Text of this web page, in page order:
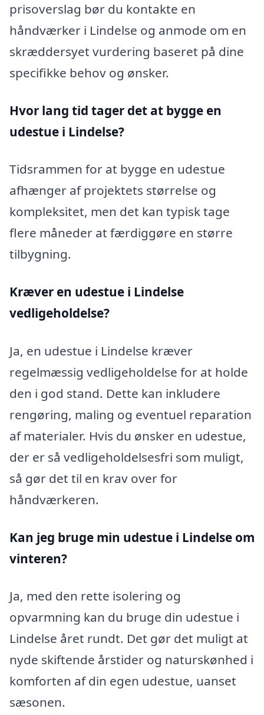
prisoverslag bør du kontakte en
håndværker i Lindelse og anmode om en
skræddersyet vurdering baseret på dine
specifikke behov og ønsker.
Hvor lang tid tager det at bygge en
udestue i Lindelse?
Tidsrammen for at bygge en udestue
afhænger af projektets størrelse og
kompleksitet, men det kan typisk tage
flere måneder at færdiggøre en større
tilbygning.
Kræver en udestue i Lindelse
vedligeholdelse?
Ja, en udestue i Lindelse kræver
regelmæssig vedligeholdelse for at holde
den i god stand. Dette kan inkludere
rengøring, maling og eventuel reparation
af materialer. Hvis du ønsker en udestue,
der er så vedligeholdelsesfri som muligt,
så gør det til en krav over for
håndværkeren.
Kan jeg bruge min udestue i Lindelse om
vinteren?
Ja, med den rette isolering og
opvarmning kan du bruge din udestue i
Lindelse året rundt. Det gør det muligt at
nyde skiftende årstider og naturskønhed i
komforten af din egen udestue, uanset
sæsonen.